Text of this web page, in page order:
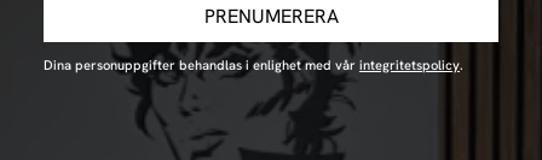
PRENUMERERA
Dina personuppgifter behandlas i enlighet med vår integritetspolicy.